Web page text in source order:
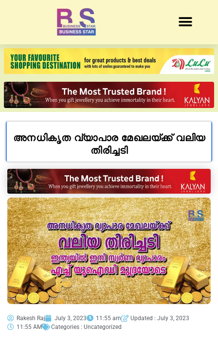
അനധികൃത വ്യാപാര മേഖലയ്ക്ക് വലിയ
തിരിച്ചടി
Rakesh Raj July 3, 2023 11:55 am
Updated : July 3, 2023
11:55 AM
Categories : Uncategorized